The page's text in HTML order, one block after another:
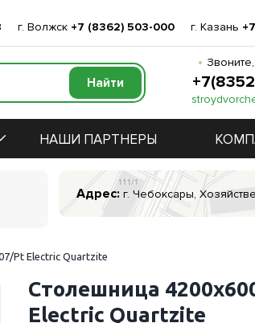
г. Волжск +7 (8362) 503-000 г. Казань
НАШИ ПАРТНЕРЫ
Адрес: г. Чебоксары,
Pt Electric Quartzite
Столешница
Electric Quartzite